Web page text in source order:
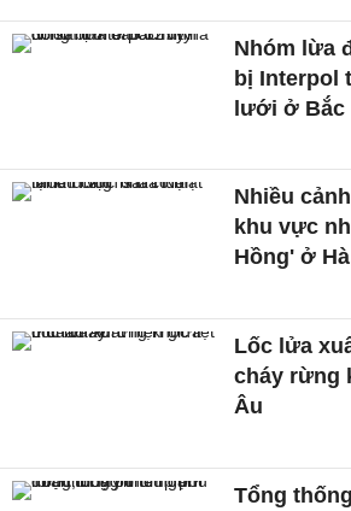
Nhóm lừa
bị Interpol
lưới ở Bắc
Nhiều
khu vực
Hồng' ở
Lốc lửa
cháy rừng
Âu
Tổng